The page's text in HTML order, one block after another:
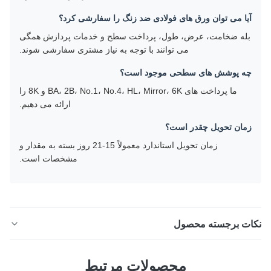
آیا می توان ورق های فولادی ضد زنگ را سفارشی کرد؟
بله ضخامت، عرض، طول، پرداخت سطح و خدمات پردازش همگی
می توانند با توجه به نیاز مشتری سفارشی شوند.
چه پوشش های سطحی موجود است؟
ما پرداخت های BA، 2B، No.1، No.4، HL، Mirror، 6K و 8K را
ارائه می دهیم.
زمان تحویل چقدر است؟
زمان تحویل استاندارد معمولاً 15-21 روز بسته به مقدار و
مشخصات است.
برجسته محصول
BA سطح بررسی اجمالی محصول محصولات ورق و صفحه
محصولات مرتبط